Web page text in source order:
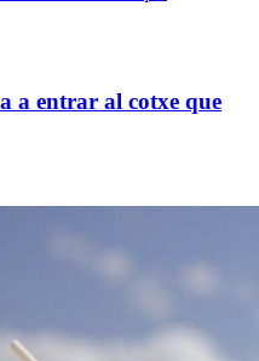
a entrar al cotxe que